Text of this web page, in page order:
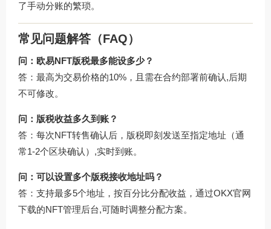
了手动分账的繁琐。
常见问题解答（FAQ）
问：欧易NFT版税最多能设多少？
答：最高为交易价格的10%，且需在合约部署前确认,后期
不可修改。
问：版税收益多久到账？
答：每次NFT转售确认后，版税即刻发送至指定地址（通
常1-2个区块确认）,实时到账。
问：可以设置多个版税接收地址吗？
答：支持最多5个地址，按百分比分配收益，通过OKX官网
下载的NFT管理后台,可随时调整分配方案。